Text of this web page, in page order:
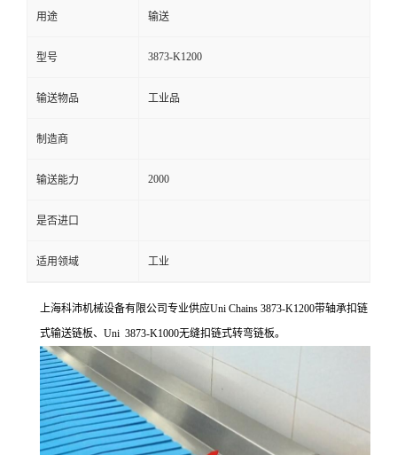
用途 输送
型号 3873-K1200
输送物品 工业品
制造商
输送能力 2000
是否进口
适用领域 工业
上海科沛机械设备有限公司专业供应Uni Chains 3873-K1200带轴承扣链
式输送链板、Uni 3873-K1000无缝扣链式转弯链板。